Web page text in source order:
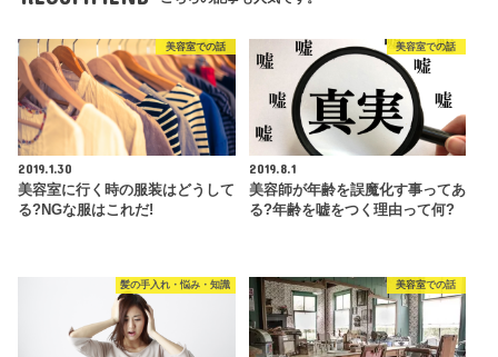
美容室での話
2019.1.30
美容室に行く時の服装はどうして
る?NGな服はこれだ!
美容室での話
2019.8.1
美容師が年齢を誤魔化す事ってあ
る?年齢を嘘をつく理由って何?
髪の手入れ・悩み・知識 美容室での話